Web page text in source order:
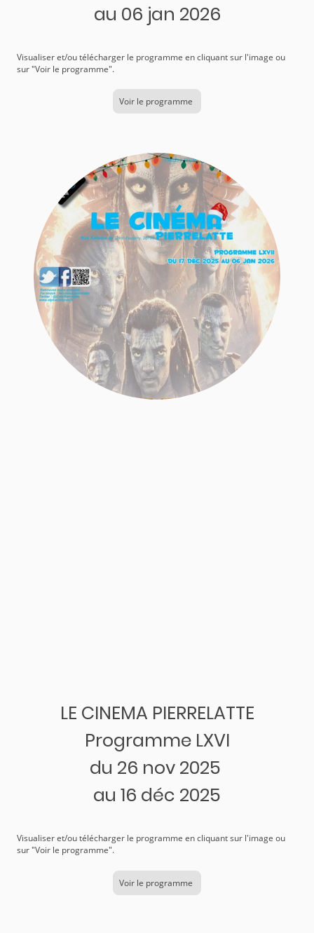
au 06 jan 2026
Visualiser et/ou télécharger le programme en cliquant sur l'image ou
sur "Voir le programme".
Voir le programme
LE CINEMA PIERRELATTE
Programme LXVI
du 26 nov 2025
au 16 déc 2025
Visualiser et/ou télécharger le programme en cliquant sur l'image ou
sur "Voir le programme".
Voir le programme